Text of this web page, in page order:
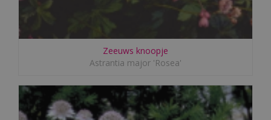
Zeeuws knoopje
Astrantia major 'Rosea'